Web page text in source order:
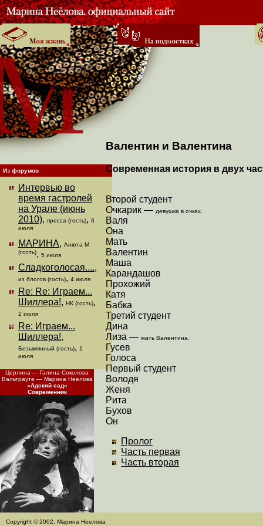
Из форумов
Интервью во
время гастролей
на Урале (июнь
2010), пресса (гость), 6
июля
МАРИНА, Анюта М
(гость), 5 июля
Сладкоголосая....,
из блогов (гость), 4 июля
Re: Re: Играем...
Шиллера!, НК (гость),
2 июля
Re: Играем...
Шиллера!,
Безымянный (гость), 1
июля
Валентин и Валентина
Современная история в двух
Второй студент
Очкарик — девушка в очках.
Валя
Она
Мать
Валентин
Маша
Карандашов
Прохожий
Катя
Бабка
Третий студент
Дина
Лиза — мать Валентина.
Гусев
Голоса
Первый студент
Володя
Женя
Рита
Бухов
Он
Пролог
Часть первая
Часть вторая
Церлина — Галина Соколова
Вальтрауте — Марина Неелова
«Адский сад»
Современник
Copyright © 2002, Марина Неелова